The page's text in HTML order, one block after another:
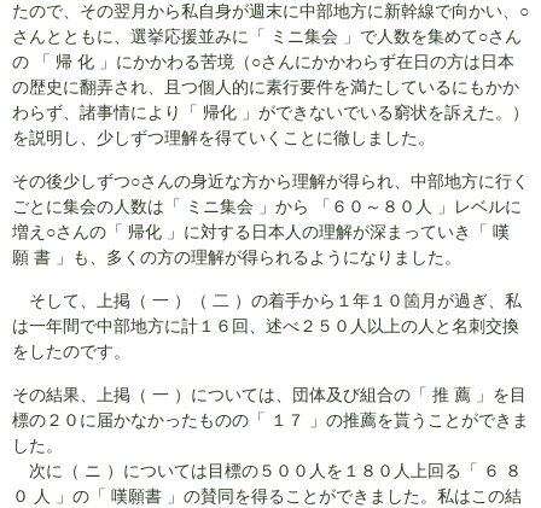
たので、その翌月から私自身が週末に中部地方に新幹線で向かい、○
さんとともに、選挙応援並みに「 ミニ集会 」で人数を集めて○さん
の 「 帰 化 」にかかわる苦境（○さんにかかわらず在日の方は日本
の歴史に翻弄され、且つ個人的に素行要件を満たしているにもかか
わらず、諸事情により「 帰化 」ができないでいる窮状を訴えた。）
を説明し、少しずつ理解を得ていくことに徹しました。
その後少しずつ○さんの身近な方から理解が得られ、中部地方に行く
ごとに集会の人数は「 ミニ集会 」から 「６０～８０人 」レベルに
増え○さんの「 帰化 」に対する日本人の理解が深まっていき「 嘆
願 書 」も、多くの方の理解が得られるようになりました。
そして、上掲（ 一 ）（ 二 ）の着手から１年１０箇月が過ぎ、私
は一年間で中部地方に計１６回、述べ２５０人以上の人と名刺交換
をしたのです。
その結果、上掲（ 一 ）については、団体及び組合の「 推 薦 」を目
標の２０に届かなかったものの「 １７ 」の推薦を貰うことができま
した。
次に（ ニ ）については目標の５００人を１８０人上回る「 ６ ８
０ 人 」の「 嘆願書 」の賛同を得ることができました。私はこの結